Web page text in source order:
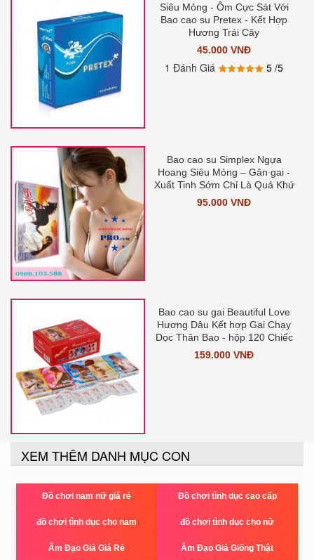
Siêu Mỏng - Ôm Cực Sát Với
Bao cao su Pretex - Kết Hợp
Hương Trái Cây
45.000 VNĐ
1 Đánh Giá 5/5
Bao cao su Simplex Ngựa
Hoang Siêu Mỏng – Gân gai -
Xuất Tinh Sớm Chỉ Là Quá Khứ
95.000 VNĐ
Bao cao su gai Beautiful Love
Hương Dâu Kết hợp Gai Chạy
Dọc Thân Bao - hộp 120 Chiếc
159.000 VNĐ
XEM THÊM DANH MỤC CON
Đồ chơi nam nữ giá rẻ Đồ chơi tình dục cao cấp
đồ chơi tình dục cho nam đồ chơi tình dục cho nữ
Âm Đạo Giả Giá Rẻ Âm Đạo Giả Giống Thật